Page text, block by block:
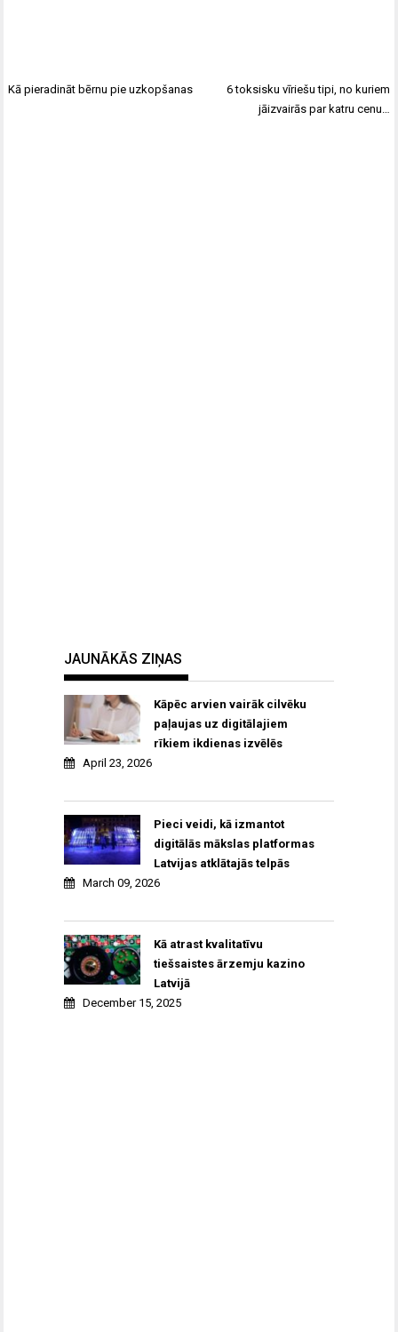
Kā pieradināt bērnu pie uzkopšanas
6 toksisku vīriešu tipi, no kuriem
jāizvairās par katru cenu…
JAUNĀKĀS ZIŅAS
Kāpēc arvien vairāk cilvēku
paļaujas uz digitālajiem
rīkiem ikdienas izvēlēs
April 23, 2026
Pieci veidi, kā izmantot
digitālās mākslas platformas
Latvijas atklātajās telpās
March 09, 2026
Kā atrast kvalitatīvu
tiešsaistes ārzemju kazino
Latvijā
December 15, 2025